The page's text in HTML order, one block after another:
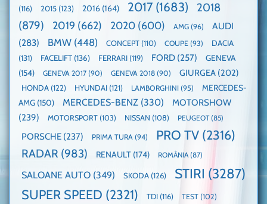
paradă
de
dube
câștigătoare,
domină
WCOTY
(116) 2015 (123) 2016 (164) 2017 (1683)
2018
(879)
2019 (662) 2020 (600) AMG (96)
AUDI
(283)
BMW (448) CONCEPT (110) COUPE (93)
DACIA
(131)
FACELIFT (136) FERRARI (119) FORD (257)
GENEVA
(154)
GENEVA 2017 (90) GENEVA 2018 (90) GIURGEA (202)
HONDA (122) HYUNDAI (121) LAMBORGHINI (95)
MERCEDES-
AMG (150) MERCEDES-BENZ (330)
MOTORSHOW
(239)
MOTORSPORT (103) NISSAN (108) PEUGEOT(85)
PORSCHE (237) PRIMA TURA (94) PRO TV (2316)
RADAR (983) RENAULT (174) ROMÂNIA (87)
SALOANE AUTO (349) SKODA (126) STIRI (3287)
SUPER SPEED (2321) TDI (116) TEST (102)